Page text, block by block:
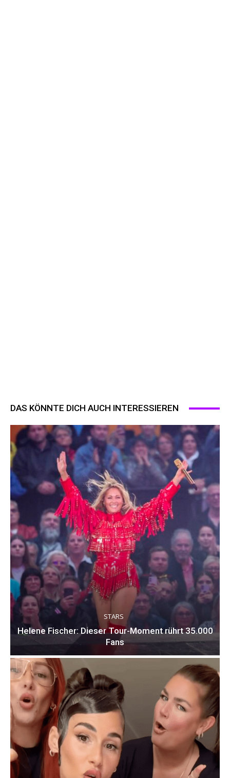
DAS KÖNNTE DICH AUCH INTERESSIEREN
STARS
Helene Fischer: Dieser Tour-Moment rührt 35.000
Fans